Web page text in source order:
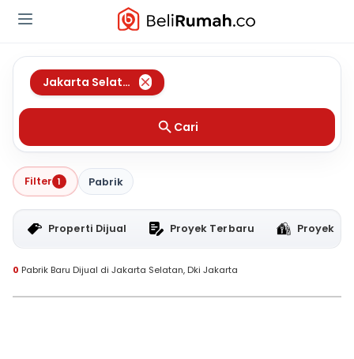
Jakarta Selatan ,Dki Jakarta
Cari
Filter 1 Pabrik
Properti Dijual Proyek Terbaru Proyek
0 Pabrik Baru Dijual di Jakarta Selatan, Dki Jakarta